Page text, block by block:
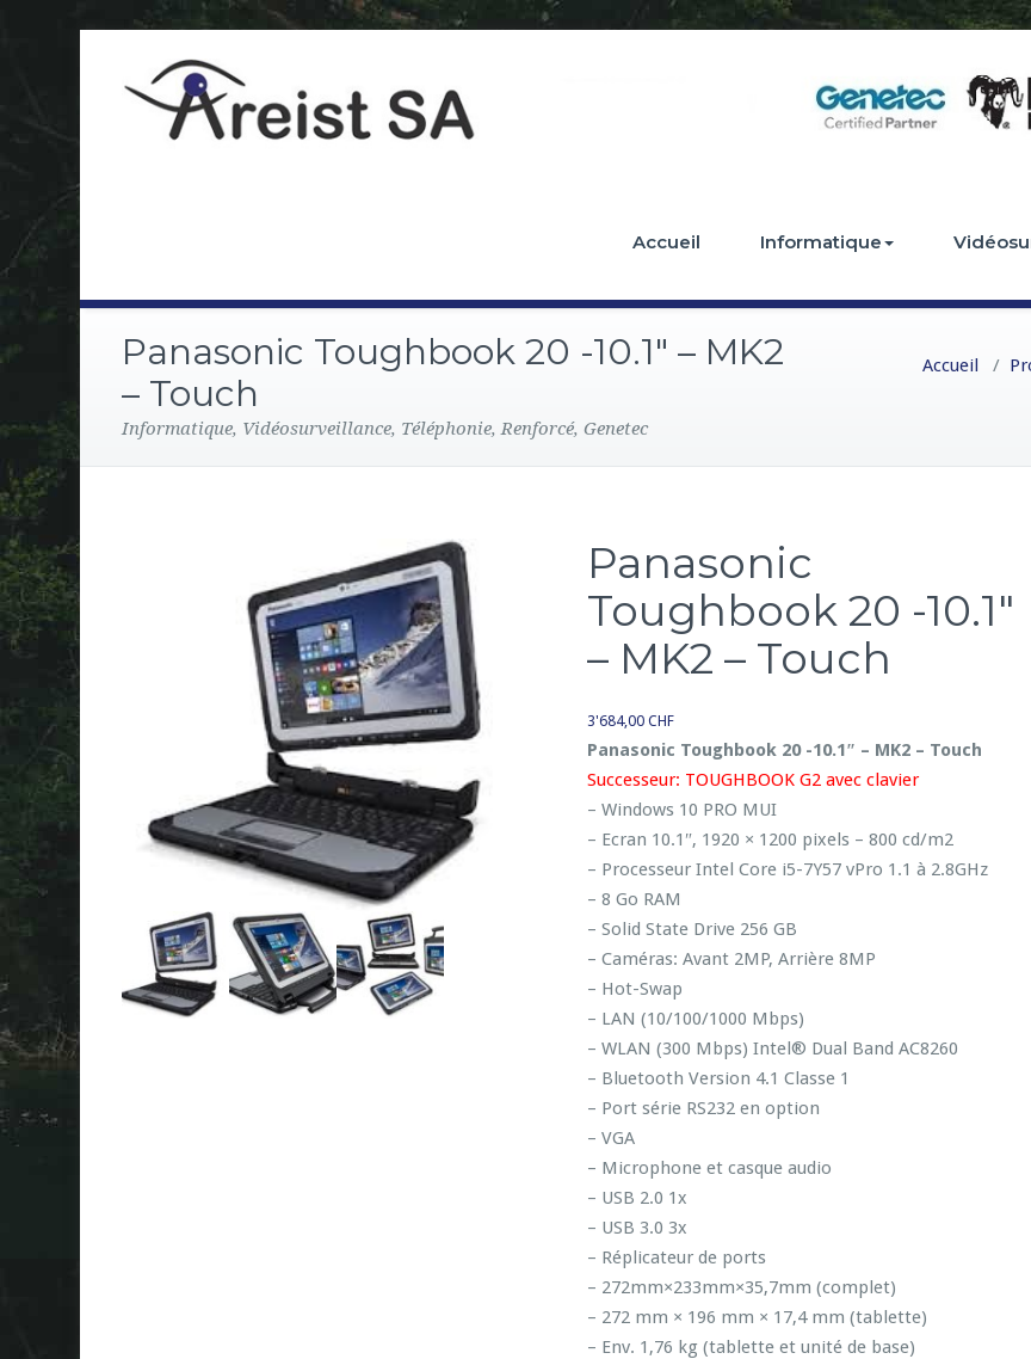
Accueil Informatique
Panasonic Toughbook 20 -10.1″ – MK2
– Touch
Informatique, Vidéosurveillance, Téléphonie, Renforcé, Genetec
Accueil /
Panasonic
Toughbook 20 -10.1″
– MK2 – Touch
3'684,00 CHF
Panasonic Toughbook 20 -10.1″ – MK2 – Touch
Successeur: TOUGHBOOK G2 avec clavier
– Windows 10 PRO MUI
– Ecran 10.1″, 1920 × 1200 pixels – 800 cd/m2
– Processeur Intel Core i5-7Y57 vPro 1.1 à 2.8GHz
– 8 Go RAM
– Solid State Drive 256 GB
– Caméras: Avant 2MP, Arrière 8MP
– Hot-Swap
– LAN (10/100/1000 Mbps)
– WLAN (300 Mbps) Intel® Dual Band AC8260
– Bluetooth Version 4.1 Classe 1
– Port série RS232 en option
– VGA
– Microphone et casque audio
– USB 2.0 1x
– USB 3.0 3x
– Réplicateur de ports
– 272mm×233mm×35,7mm (complet)
– 272 mm × 196 mm × 17,4 mm (tablette)
– Env. 1,76 kg (tablette et unité de base)